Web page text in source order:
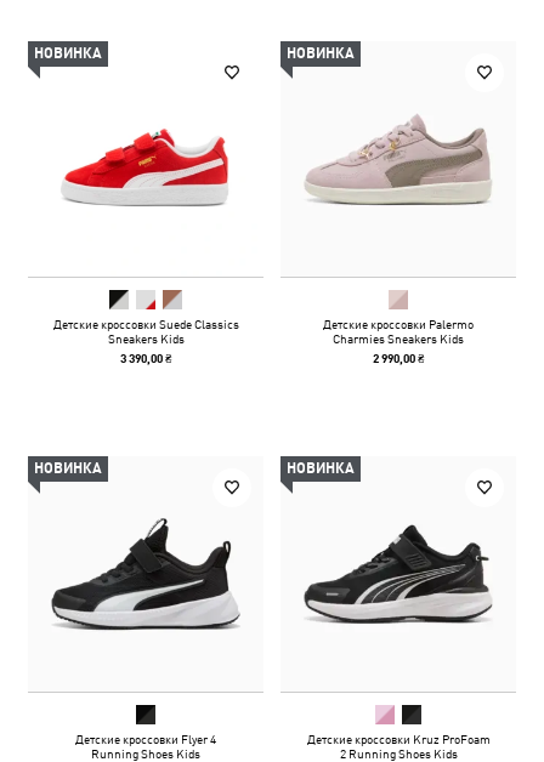
НОВИНКА
Детские кроссовки Suede Classics
Sneakers Kids
3 390,00 ₴
НОВИНКА
Детские кроссовки Palermo
Charmies Sneakers Kids
2 990,00 ₴
НОВИНКА
Детские кроссовки Flyer 4
Running Shoes Kids
НОВИНКА
Детские кроссовки Kruz ProFoam
2 Running Shoes Kids